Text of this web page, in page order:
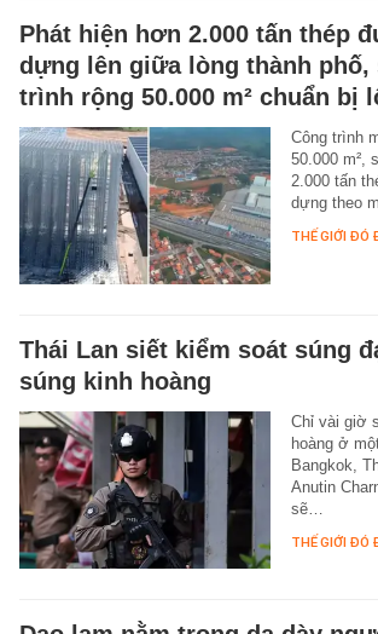
Phát hiện hơn 2.000 tấn thép
dựng lên giữa lòng thành phố,
trình rộng 50.000 m² chuẩn bị
Công trình
50.000 m²,
2.000 tấn
dựng theo
THẾ GIỚI ĐÓ
Thái Lan siết kiểm soát súng
súng kinh hoàng
Chỉ vài giờ
hoàng ở
Bangkok,
Anutin
sẽ…
THẾ GIỚI ĐÓ